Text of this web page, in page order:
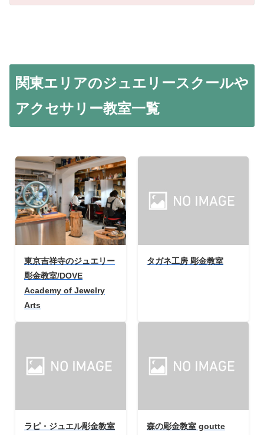
関東エリアのジュエリースクールや
アクセサリー教室一覧
東京吉祥寺のジュエリー
彫金教室/DOVE
Academy of Jewelry
Arts
タガネ工房 彫金教室
ラピ・ジュエル彫金教室
森の彫金教室 goutte